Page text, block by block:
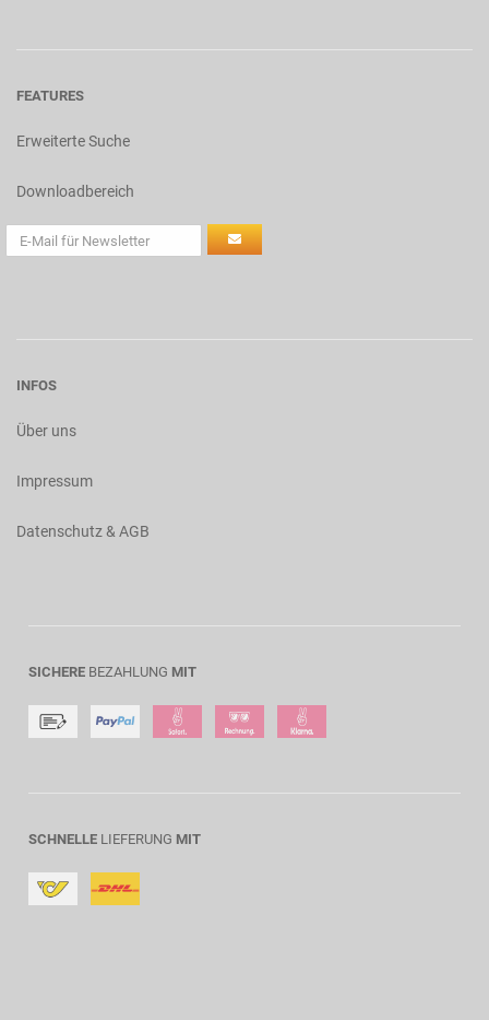
FEATURES
Erweiterte Suche
Downloadbereich
INFOS
Über uns
Impressum
Datenschutz & AGB
SICHERE BEZAHLUNG MIT
SCHNELLE LIEFERUNG MIT